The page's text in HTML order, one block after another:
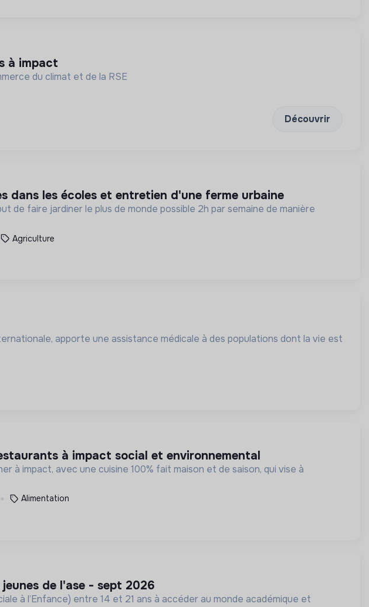
à impact
du climat et de la RSE
Découvrir
dans les écoles et entretien d'une ferme urbaine
de faire jardiner le plus de monde possible 2h par semaine de manière
Agriculture
apporte une assistance médicale à des populations dont la vie est
à impact social et environnemental
à impact, avec une cuisine 100% fait maison et de saison, qui vise à
Alimentation
de l'ase - sept 2026
à l’Enfance) entre 14 et 21 ans à accéder au monde académique et